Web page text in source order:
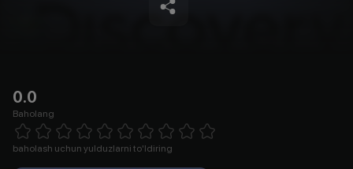
0.0
Baholang
1 Star 2 Stars 3 Stars 4 Stars5 Stars 6 Stars7 Stars8 Stars
baholash uchun yulduzlarni to'ldiring